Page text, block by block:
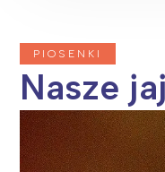
PIOSENKI
Nasze